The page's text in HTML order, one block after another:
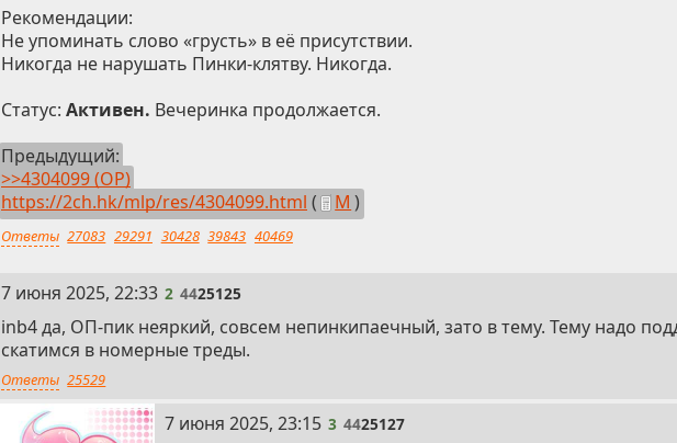
Рекомендации:
Не упоминать слово «грусть» в её присутствии.
Никогда не нарушать Пинки-клятву. Никогда.
Статус: Активен. Вечеринка продолжается.
Предыдущий:
>>4304099 (OP)
https://2ch.hk/mlp/res/4304099.html ( М )
Ответы 27083 29291 30428 39843 40469
2
7 июня 2025, 22:33 2 4425125
inb4 да, ОП-пик неяркий, совсем непинкипаечный, зато в тему. Тему надо
скатимся в номерные треды.
Ответы 25529
3
7 июня 2025, 23:15 3 4425127